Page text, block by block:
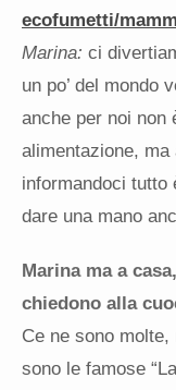
ecofumetti/
Marina: ci
un po’ del mondo
anche per noi non
alimentazione, ma
informandoci tutto
dare una mano
Marina ma a
chiedono alla
Ce ne sono
sono le famose